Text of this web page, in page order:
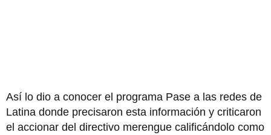
Así lo dio a conocer el programa Pase a las redes de
Latina donde precisaron esta información y criticaron
el accionar del directivo merengue calificándolo como